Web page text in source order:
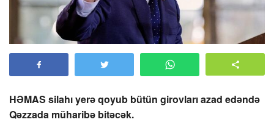
HƏMAS silahı yerə qoyub bütün girovları azad edəndə
Qəzzada müharibə bitəcək.